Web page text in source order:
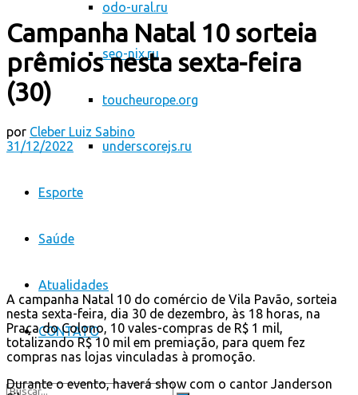
odo-ural.ru
seo-nix.ru
toucheurope.org
underscorejs.ru
Esporte
Saúde
Atualidades
CONTATO
Campanha Natal 10 sorteia
prêmios nesta sexta-feira
(30)
por Cleber Luiz Sabino
31/12/2022
A campanha Natal 10 do comércio de Vila Pavão, sorteia
nesta sexta-feira, dia 30 de dezembro, às 18 horas, na
Praça do Colono, 10 vales-compras de R$ 1 mil,
totalizando R$ 10 mil em premiação, para quem fez
compras nas lojas vinculadas à promoção.
Durante o evento, haverá show com o cantor Janderson